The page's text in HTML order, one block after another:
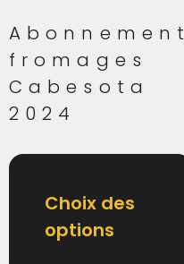
Abonnement
fromages
Cabesota
2024
Choix des
options